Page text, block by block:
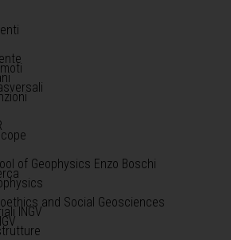
of Geophysics Enzo Boschi
and Social Geosciences
INGV